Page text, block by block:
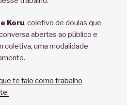
Koru, coletivo de doulas que
abertas ao público e
coletiva, uma modalidade
te falo como trabalho